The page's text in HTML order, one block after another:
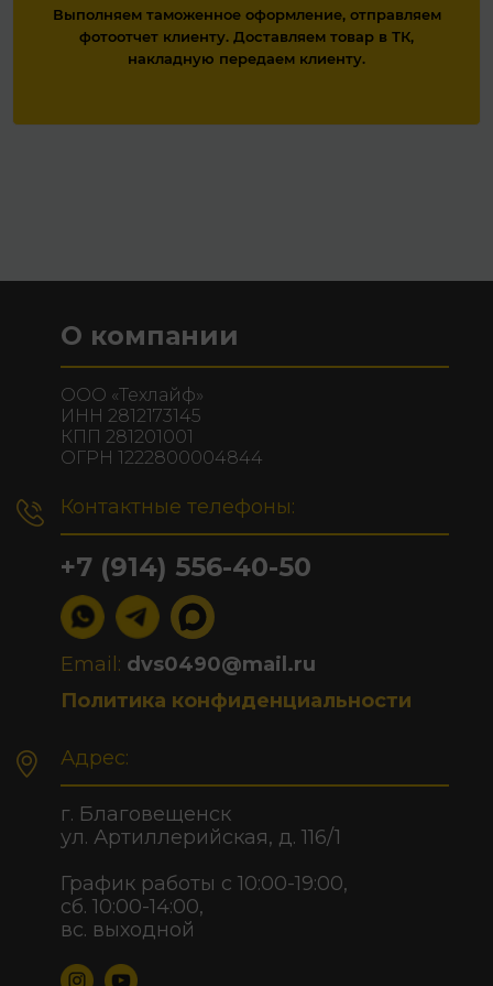
Выполняем таможенное оформление, отправляем
фотоотчет клиенту. Доставляем товар в ТК,
накладную передаем клиенту.
Контактные телефоны:
+7 (914) 556-40-50
Email: dvs0490@mail.ru
Политика конфиденциальности
Адрес:
г. Благовещенск
ул. Артиллерийская, д. 116/1
График работы с 10:00-19:00,
сб. 10:00-14:00,
вс. выходной
О компании
ООО «Техлайф»
ИНН 2812173145
КПП 281201001
ОГРН 1222800004844